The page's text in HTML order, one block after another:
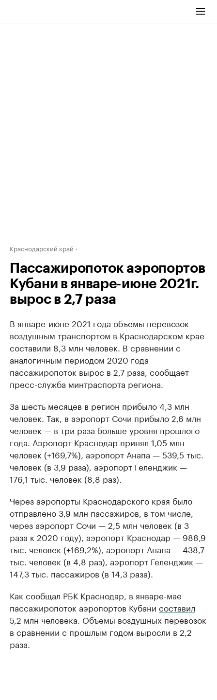
Краснодарский край
Пассажиропоток аэропортов
Кубани в январе-июне 2021г.
вырос в 2,7 раза
В январе-июне 2021 года объемы перевозок
воздушным транспортом в Краснодарском крае
составили 8,3 млн человек. В сравнении с
аналогичным периодом 2020 года
пассажиропоток вырос в 2,7 раза, сообщает
пресс-служба минтраспорта региона.
За шесть месяцев в регион прибыло 4,3 млн
человек. Так, в аэропорт Сочи прибыло 2,6 млн
человек — в три раза больше уровня прошлого
года. Аэропорт Краснодар принял 1,05 млн
человек (+169,7%), аэропорт Анапа — 539,5 тыс.
человек (в 3,9 раза), аэропорт Геленджик —
176,1 тыс. человек (8,8 раз).
Через аэропорты Краснодарского края было
отправлено 3,9 млн пассажиров, в том числе,
через аэропорт Сочи — 2,5 млн человек (в 3
раза к 2020 году), аэропорт Краснодар — 988,9
тыс. человек (+169,2%), аэропорт Анапа — 438,7
тыс. человек (в 4,8 раз), аэропорт Геленджик —
147,3 тыс. пассажиров (в 14,3 раза).
Как сообщал РБК Краснодар, в январе-мае
пассажиропоток аэропортов Кубани составил
5,2 млн человека. Объемы воздушных перевозок
в сравнении с прошлым годом выросли в 2,2
раза.